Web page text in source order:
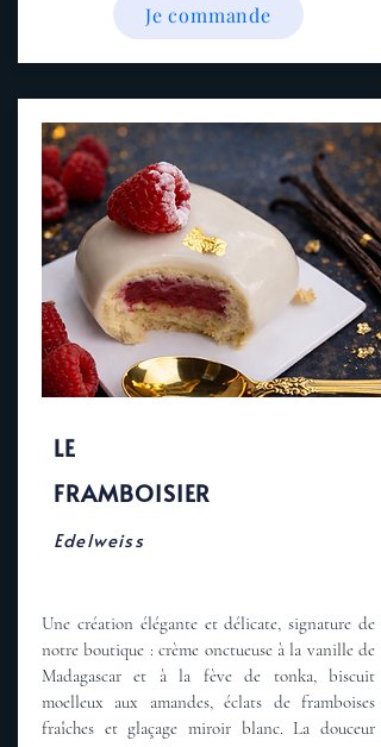
Je commande
LE
FRAMBOISIER
Edelweiss
Une création élégante et délicate, signature de
notre boutique : crème onctueuse à la vanille de
Madagascar et à la fève de tonka, biscuit
moelleux aux amandes, éclats de framboises
fraîches et glaçage miroir blanc. La douceur